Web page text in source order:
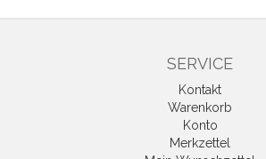
SERVICE
Kontakt
Warenkorb
Konto
Merkzettel